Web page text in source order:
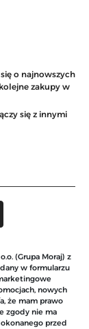
o najnowszych
zakupy w
się z innymi
(Grupa Moraj) z
w formularzu
nowych
że mam prawo
zgody nie ma
przed